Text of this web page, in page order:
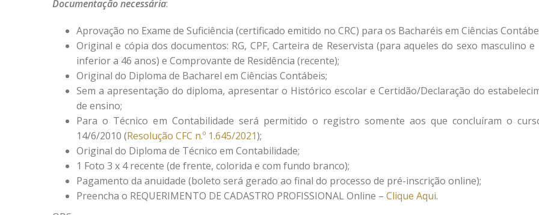
Documentação necessária:
Aprovação no Exame de Suficiência (certificado emitido no CRC) para os Bacharéis em Ciências
Original e cópia dos documentos: RG, CPF, Carteira de Reservista (para aqueles do sexo masculino e
inferior a 46 anos) e Comprovante de Residência (recente);
Original do Diploma de Bacharel em Ciências Contábeis;
Sem a apresentação do diploma, apresentar o Histórico escolar e Certidão/Declaração do
de ensino;
Para o Técnico em Contabilidade será permitido o registro somente aos que concluíram o
14/6/2010 (Resolução CFC n.º 1.645/2021);
Original do Diploma de Técnico em Contabilidade;
1 Foto 3 x 4 recente (de frente, colorida e com fundo branco);
Pagamento da anuidade (boleto será gerado ao final do processo de pré-inscrição online);
Preencha o REQUERIMENTO DE CADASTRO PROFISSIONAL Online – Clique Aqui.